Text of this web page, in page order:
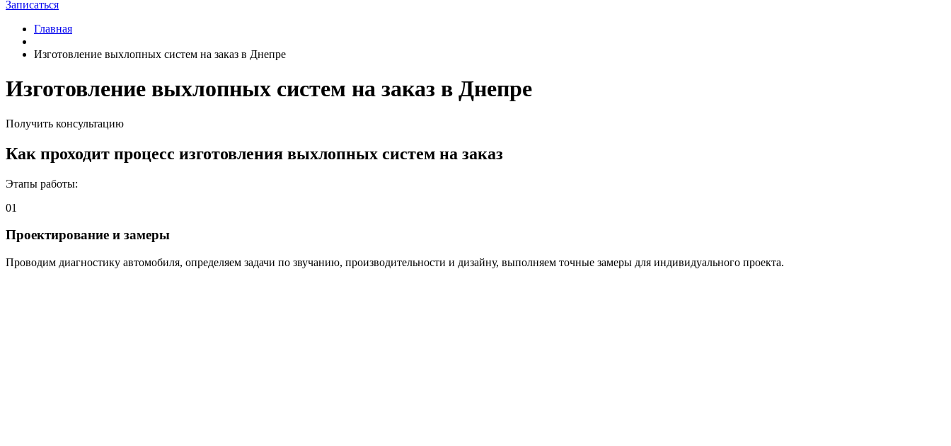
Записаться
Главная
Изготовление выхлопных систем на заказ в Днепре
Изготовление выхлопных систем на заказ в Днепре
Получить консультацию
Как проходит процесс изготовления выхлопных систем на заказ
Этапы работы:
01
Проектирование и замеры
Проводим диагностику автомобиля, определяем задачи по звучанию, производительности и дизайну, выполняем точные замеры для индивидуального проекта.